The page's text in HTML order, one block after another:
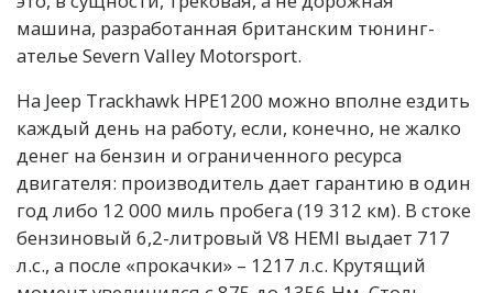
машина, разработанная британским тюнинг-
ателье Severn Valley Motorsport.
На Jeep Trackhawk HPE1200 можно вполне ездить
каждый день на работу, если, конечно, не жалко
денег на бензин и ограниченного ресурса
двигателя: производитель дает гарантию в один
год либо 12 000 миль пробега (19 312 км). В стоке
бензиновый 6,2-литровый V8 HEMI выдает 717
л.с., а после «прокачки» – 1217 л.с. Крутящий